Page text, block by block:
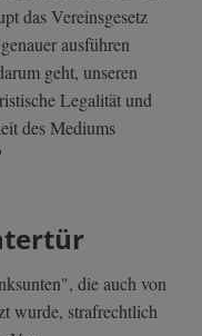
das Vereinsgesetz
ausführen
geht, unseren
Legalität und
des Mediums
die auch von
wurde, strafrechtlich